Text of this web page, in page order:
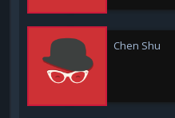
Chen Shu